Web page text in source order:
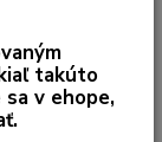
takúto
v ehope,